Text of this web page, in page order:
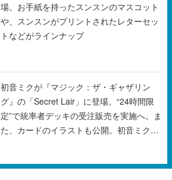
場。お手紙を持ったスンスンのマスコット
や、スンスンがプリントされたレターセッ
トなどがラインナップ
初音ミクが『マジック：ザ・ギャザリン
グ』の「Secret Lair」に登場。“24時間限
定”で統率者デッキの受注販売を実施へ。ま
た、カードのイラストも公開。初音ミクの